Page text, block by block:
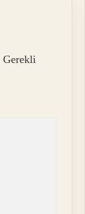
Gerekli